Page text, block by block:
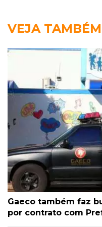
VEJA TAMBÉM
Gaeco também faz
por contrato com